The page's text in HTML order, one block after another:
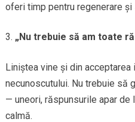
oferi timp pentru regenerare
„Nu trebuie să am toate
Liniștea vine și din acceptarea
necunoscutului. Nu trebuie
— uneori, răspunsurile apar de
calmă.